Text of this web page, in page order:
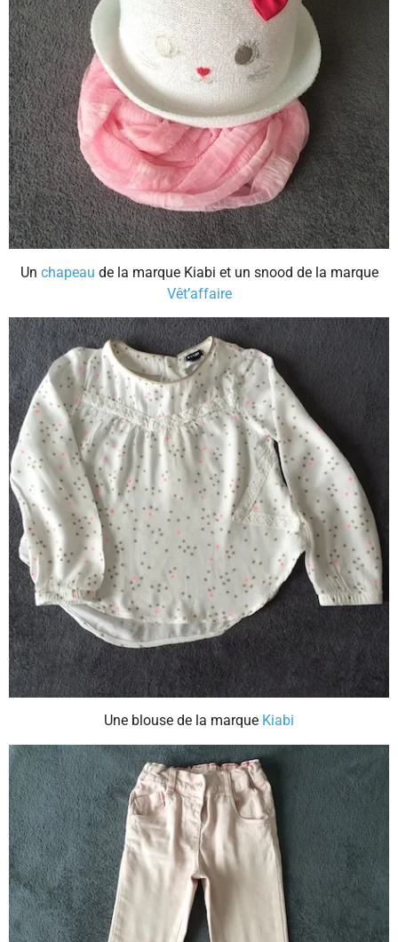
Un chapeau de la marque Kiabi et un snood de la marque
Vêt’affaire
Une blouse de la marque Kiabi